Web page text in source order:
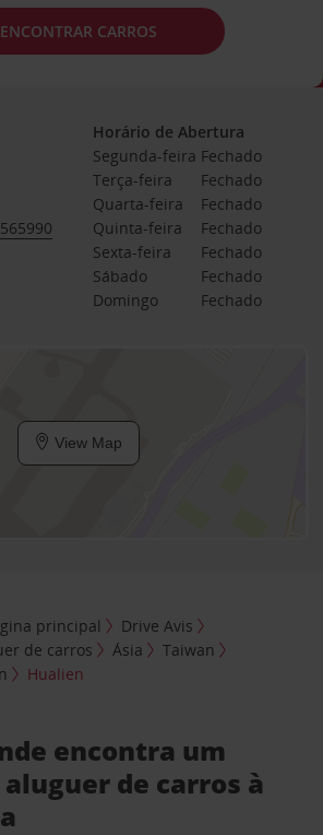
ENCONTRAR CARROS
Horário de Abertura
Segunda-feira Fechado
Terça-feira
Fechado
Quarta-feira
Fechado
Quinta-feira
Fechado
Sexta-feira
Fechado
Sábado
Fechado
Domingo
Fechado
View Map
principal
Drive Avis
de carros
Ásia
Taiwan
Hualien
encontra um
de carros à